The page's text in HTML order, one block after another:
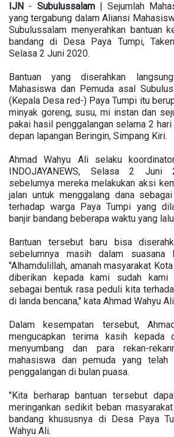
IJN - Subulussalam| Sejumlah
yang tergabung dalam Aliansi
Subulussalam menyerahkan bantuan
bandang di Desa Paya Tumpi,
Selasa 2 Juni 2020.
Bantuan yang diserahkan
Mahasiswa dan Pemuda asal
(Kepala Desa red-) Paya Tumpi itu
minyak goreng, susu, mi instan dan
pakai hasil penggalangan selama 2 hari
depan lapangan Beringin, Simpang Kiri.
Ahmad Wahyu Ali selaku
INDOJAYANEWS, Selasa 2 Juni
sebelumya mereka melakukan aksi
jalan untuk menggalang dana
terhadap warga Paya Tumpi yang
banjir bandang beberapa waktu yang
Bantuan tersebut baru bisa
sebelumnya masih dalam
"Alhamdulillah, amanah masyarakat
diberikan kepada kami sudah
sebagai bentuk rasa peduli kita
di landa bencana," kata Ahmad Wahyu
Dalam kesempatan tersebut,
mengucapkan terima kasih kepada
menyumbang dan para rekan-
mahasiswa dan pemuda yang telah
penggalangan di bulan puasa.
"Kita berharap bantuan tersebut
meringankan sedikit beban
bandang khususnya di Desa Paya
Wahyu Ali.